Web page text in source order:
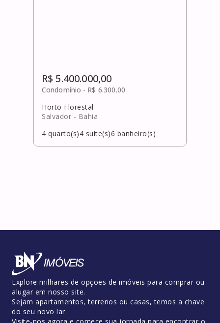
R$ 5.400.000,00
Condomínio - R$ 6.300,00
Horto Florestal
Salvador - Bahia
4 quarto(s)4 suite(s)6 banheiro(s)
Explore milhares de opções de imóveis para comprar ou
alugar em nosso site.
Sejam apartamentos, terrenos ou casas, temos a chave
do seu novo lar.